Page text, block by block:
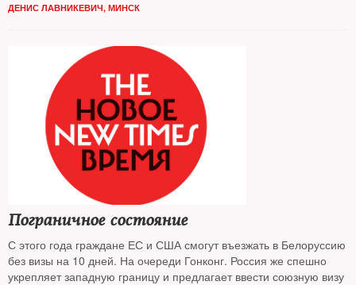
ДЕНИС ЛАВНИКЕВИЧ, МИНСК
Пограничное состояние
С этого года граждане ЕС и США смогут въезжать в Белоруссию
без визы на 10 дней. На очереди Гонконг. Россия же спешно
укрепляет западную границу и предлагает ввести союзную визу